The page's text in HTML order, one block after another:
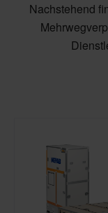
Nachstehend